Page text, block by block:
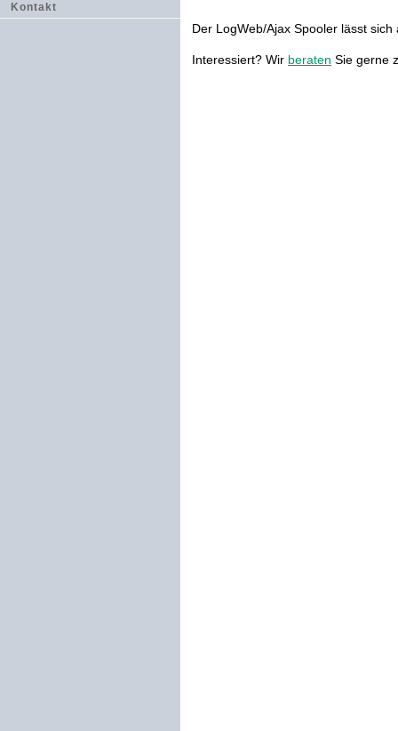
Kontakt
Der LogWeb/Ajax Spooler lässt
Interessiert? Wir beraten Sie gerne